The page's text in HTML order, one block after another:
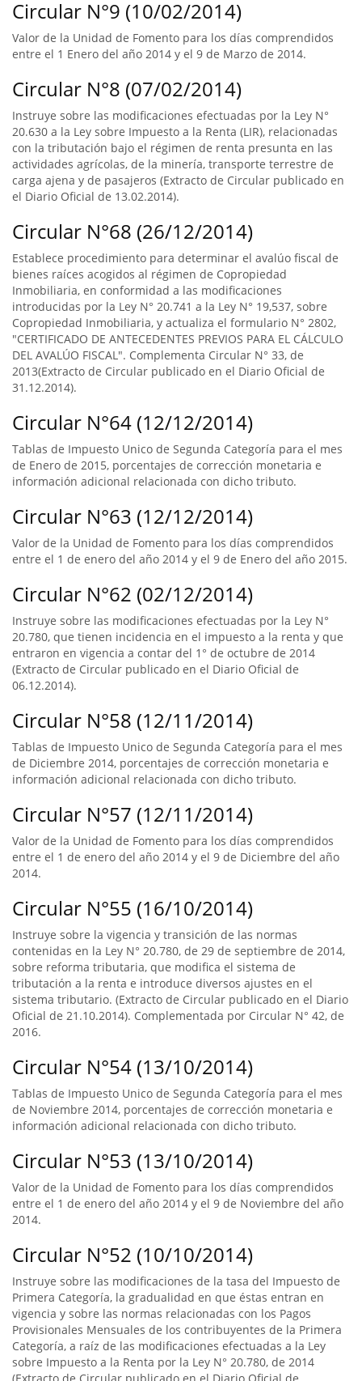
Circular N°9 (10/02/2014)
Valor de la Unidad de Fomento para los días comprendidos
entre el 1 Enero del año 2014 y el 9 de Marzo de 2014.
Circular N°8 (07/02/2014)
Instruye sobre las modificaciones efectuadas por la Ley N°
20.630 a la Ley sobre Impuesto a la Renta (LIR), relacionadas
con la tributación bajo el régimen de renta presunta en las
actividades agrícolas, de la minería, transporte terrestre de
carga ajena y de pasajeros (Extracto de Circular publicado en
el Diario Oficial de 13.02.2014).
Circular N°68 (26/12/2014)
Establece procedimiento para determinar el avalúo fiscal de
bienes raíces acogidos al régimen de Copropiedad
Inmobiliaria, en conformidad a las modificaciones
introducidas por la Ley N° 20.741 a la Ley N° 19,537, sobre
Copropiedad Inmobiliaria, y actualiza el formulario N° 2802,
"CERTIFICADO DE ANTECEDENTES PREVIOS PARA EL CÁLCULO
DEL AVALÚO FISCAL". Complementa Circular N° 33, de
2013(Extracto de Circular publicado en el Diario Oficial de
31.12.2014).
Circular N°64 (12/12/2014)
Tablas de Impuesto Unico de Segunda Categoría para el mes
de Enero de 2015, porcentajes de corrección monetaria e
información adicional relacionada con dicho tributo.
Circular N°63 (12/12/2014)
Valor de la Unidad de Fomento para los días comprendidos
entre el 1 de enero del año 2014 y el 9 de Enero del año 2015.
Circular N°62 (02/12/2014)
Instruye sobre las modificaciones efectuadas por la Ley N°
20.780, que tienen incidencia en el impuesto a la renta y que
entraron en vigencia a contar del 1° de octubre de 2014
(Extracto de Circular publicado en el Diario Oficial de
06.12.2014).
Circular N°58 (12/11/2014)
Tablas de Impuesto Unico de Segunda Categoría para el mes
de Diciembre 2014, porcentajes de corrección monetaria e
información adicional relacionada con dicho tributo.
Circular N°57 (12/11/2014)
Valor de la Unidad de Fomento para los días comprendidos
entre el 1 de enero del año 2014 y el 9 de Diciembre del año
2014.
Circular N°55 (16/10/2014)
Instruye sobre la vigencia y transición de las normas
contenidas en la Ley N° 20.780, de 29 de septiembre de 2014,
sobre reforma tributaria, que modifica el sistema de
tributación a la renta e introduce diversos ajustes en el
sistema tributario. (Extracto de Circular publicado en el Diario
Oficial de 21.10.2014). Complementada por Circular N° 42, de
2016.
Circular N°54 (13/10/2014)
Tablas de Impuesto Unico de Segunda Categoría para el mes
de Noviembre 2014, porcentajes de corrección monetaria e
información adicional relacionada con dicho tributo.
Circular N°53 (13/10/2014)
Valor de la Unidad de Fomento para los días comprendidos
entre el 1 de enero del año 2014 y el 9 de Noviembre del año
2014.
Circular N°52 (10/10/2014)
Instruye sobre las modificaciones de la tasa del Impuesto de
Primera Categoría, la gradualidad en que éstas entran en
vigencia y sobre las normas relacionadas con los Pagos
Provisionales Mensuales de los contribuyentes de la Primera
Categoría, a raíz de las modificaciones efectuadas a la Ley
sobre Impuesto a la Renta por la Ley N° 20.780, de 2014